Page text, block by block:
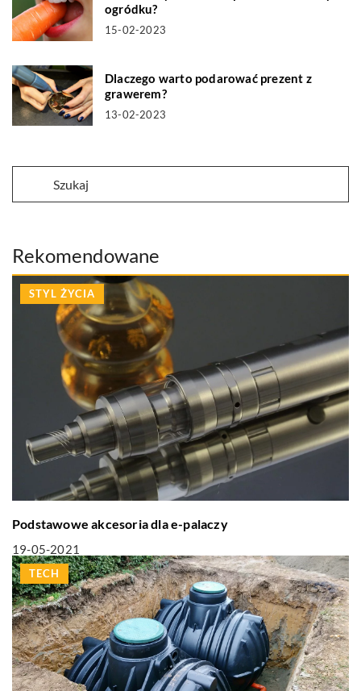
ogródku?
15-02-2023
Dlaczego warto podarować prezent z
grawerem?
13-02-2023
Rekomendowane
STYL ŻYCIA
Podstawowe akcesoria dla e-palaczy
19-05-2021
TECH